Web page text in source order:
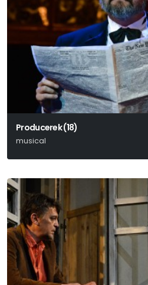
Producerek (18)
musical